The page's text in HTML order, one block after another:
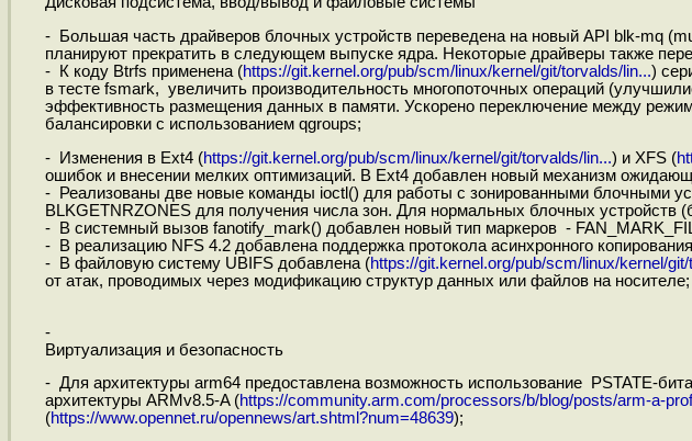
- Большая часть драйверов блочных устройств переведена на новый API blk-mq
планируют прекратить в следующем выпуске ядра. Некоторые драйверы также
- К коду Btrfs применена (https://git.kernel.org/pub/scm/linux/kernel/git/torvalds/lin...)
в тесте fsmark, увеличить производительность многопоточных операций
эффективность размещения данных в памяти. Ускорено переключение между
балансировки с использованием qgroups;
- Изменения в Ext4 (https://git.kernel.org/pub/scm/linux/kernel/git/torvalds/lin...) и XFS (
ошибок и внесении мелких оптимизаций. В Ext4 добавлен новый механизм
- Реализованы две новые команды ioctl() для работы с зонированными блочными
BLKGETNRZONES для получения числа зон. Для нормальных блочных устройств
- В системный вызов fanotify_mark() добавлен новый тип маркеров -
- В реализацию NFS 4.2 добавлена поддержка протокола асинхронного
- В файловую систему UBIFS добавлена (https://git.kernel.org/pub/scm/linux/kernel/
от атак, проводимых через модификацию структур данных или файлов на носителе;
-
Виртуализация и безопасность
- Для архитектуры arm64 предоставлена возможность использование PSTATE-
архитектуры ARMv8.5-A (https://community.arm.com/processors/b/blog/posts/arm-a-
(https://www.opennet.ru/opennews/art.shtml?num=48639);